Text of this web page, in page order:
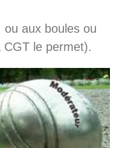
aux boules ou
CGT le permet).